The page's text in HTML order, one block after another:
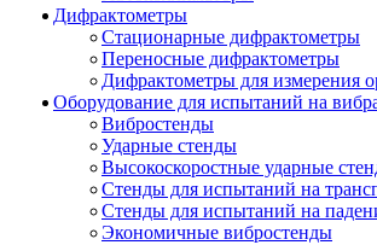
Дифрактометры
Стационарные дифрактометры
Переносные дифрактометры
Дифрактометры для измерения
Оборудование для испытаний на
Вибростенды
Ударные стенды
Высокоскоростные ударные
Стенды для испытаний на
Стенды для испытаний на
Экономичные вибростенды